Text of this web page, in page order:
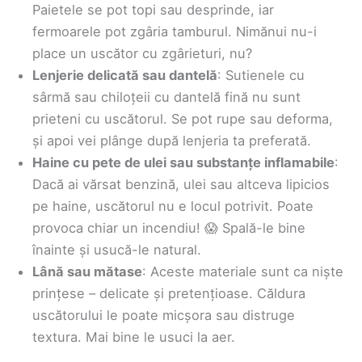
Paietele se pot topi sau desprinde, iar
fermoarele pot zgâria tamburul. Nimănui nu-i
place un uscător cu zgârieturi, nu?
Lenjerie delicată sau dantelă: Sutienele cu
sârmă sau chiloțeii cu dantelă fină nu sunt
prieteni cu uscătorul. Se pot rupe sau deforma,
și apoi vei plânge după lenjeria ta preferată.
Haine cu pete de ulei sau substanțe inflamabile:
Dacă ai vărsat benzină, ulei sau altceva lipicios
pe haine, uscătorul nu e locul potrivit. Poate
provoca chiar un incendiu! 😱 Spală-le bine
înainte și usucă-le natural.
Lână sau mătase: Aceste materiale sunt ca niște
prințese – delicate și pretențioase. Căldura
uscătorului le poate micșora sau distruge
textura. Mai bine le usuci la aer.